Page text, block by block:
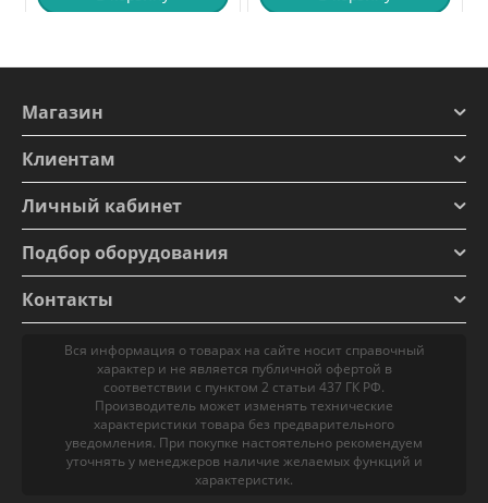
Магазин
Клиентам
Личный кабинет
Подбор оборудования
Контакты
Вся информация о товарах на сайте носит справочный
характер и не является публичной офертой в
соответствии с пунктом 2 статьи 437 ГК РФ.
Производитель может изменять технические
характеристики товара без предварительного
уведомления. При покупке настоятельно рекомендуем
уточнять у менеджеров наличие желаемых функций и
характеристик.